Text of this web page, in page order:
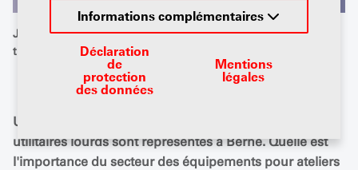
Informations complémentaires
Déclaration
de
protection
des données
Mentions
légales
Jean-Daniel Goetschi, PDG d'Expotrans AG. Photo :
transport.ch/Christian Pfammatter
Une fois de plus, tous les importateurs de véhicules
utilitaires lourds sont représentés à Berne. Quelle est
l'importance du secteur des équipements pour ateliers